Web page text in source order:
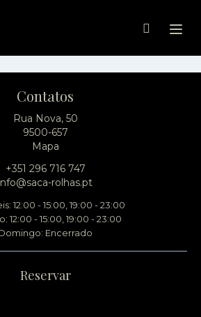
Contatos
Rua Nova, 50
9500-657
Mapa
+351 296 716 747
rolhas.pt
12:00 - 15:00, 19:00 - 23:00
12:00 - 15:00, 19:00 - 23:00
Encerrado
Reservar